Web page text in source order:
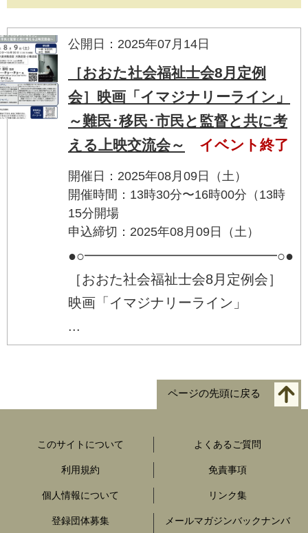
公開日：2025年07月14日
［おおた社会福祉士会8月定例
会］映画「イマジナリーライン」
～難民･移民･市民と監督と共に考
える上映交流会～
イベント終了
開催日：2025年08月09日（土）
開催時間：13時30分〜16時00分（13時
15分開場
申込締切：2025年08月09日（土）
●○━━━━━━━━━━━━━━○●
［おおた社会福祉士会8月定例会］
映画「イマジナリーライン」
...
ページの先頭に戻る
このサイトについて よくあるご質問
利用規約 免責事項
個人情報について リンク集
登録団体募集
メールマガジンバックナンバ